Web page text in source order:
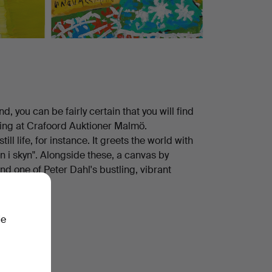
you can be fairly certain that you will find
at Crafoord Auktioner Malmö.
life, for instance. It greets the world with
i skyn". Alongside these, a canvas by
one of Peter Dahl's bustling, vibrant